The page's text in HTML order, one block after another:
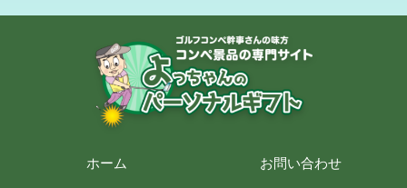
ホーム
お問い合わせ